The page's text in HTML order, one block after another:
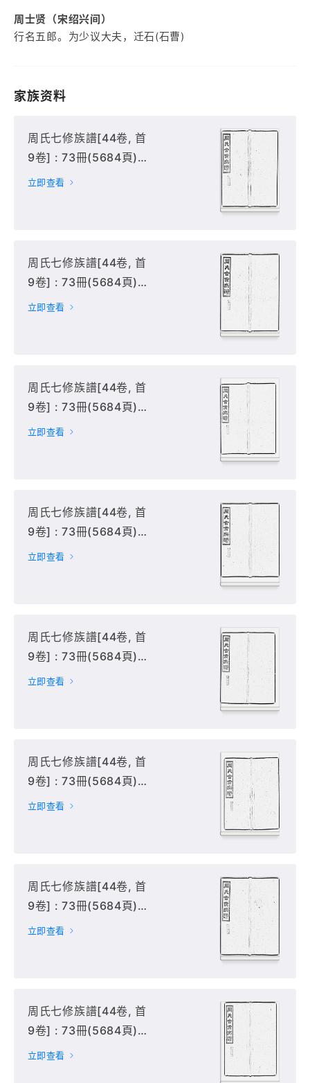
周士贤（宋绍兴间）
行名五郎。为少议大夫，迁石(石曹)
家族资料
周氏七修族譜[44卷, 首
9卷] : 73冊(5684頁) :
1-5冊,
立即查看
周氏七修族譜[44卷, 首
9卷] : 73冊(5684頁) :
6-10冊,
立即查看
周氏七修族譜[44卷, 首
9卷] : 73冊(5684頁) :
11-15冊,
立即查看
周氏七修族譜[44卷, 首
9卷] : 73冊(5684頁) :
16-20冊,
立即查看
周氏七修族譜[44卷, 首
9卷] : 73冊(5684頁) :
21-25冊,
立即查看
周氏七修族譜[44卷, 首
9卷] : 73冊(5684頁) :
26-30冊,
立即查看
周氏七修族譜[44卷, 首
9卷] : 73冊(5684頁) :
31-35冊,
立即查看
周氏七修族譜[44卷, 首
9卷] : 73冊(5684頁) :
36-40冊,
立即查看